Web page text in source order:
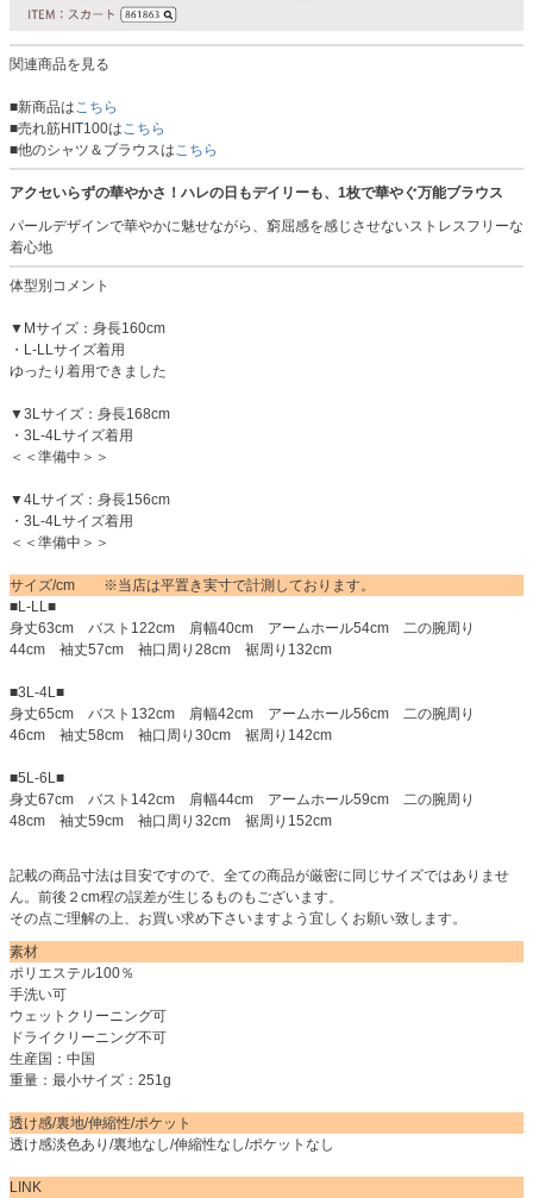
関連商品を見る
■新商品はこちら
■売れ筋HIT100はこちら
■他のシャツ＆ブラウスはこちら
アクセいらずの華やかさ！ハレの日もデイリーも、1枚で華やぐ万能ブラウス
パールデザインで華やかに魅せながら、窮屈感を感じさせないストレスフリーな
着心地
体型別コメント
▼Mサイズ：身長160cm
・L-LLサイズ着用
ゆったり着用できました
▼3Lサイズ：身長168cm
・3L-4Lサイズ着用
＜＜準備中＞＞
▼4Lサイズ：身長156cm
・3L-4Lサイズ着用
＜＜準備中＞＞
サイズ/cm ※当店は平置き実寸で計測しております。
■L-LL■
身丈63cm バスト122cm 肩幅40cm アームホール54cm 二の腕周り
44cm 袖丈57cm 袖口周り28cm 裾周り132cm
■3L-4L■
身丈65cm バスト132cm 肩幅42cm アームホール56cm 二の腕周り
46cm 袖丈58cm 袖口周り30cm 裾周り142cm
■5L-6L■
身丈67cm バスト142cm 肩幅44cm アームホール59cm 二の腕周り
48cm 袖丈59cm 袖口周り32cm 裾周り152cm
記載の商品寸法は目安ですので、全ての商品が厳密に同じサイズではありませ
ん。前後２cm程の誤差が生じるものもございます。
その点ご理解の上、お買い求め下さいますよう宜しくお願い致します。
素材
ポリエステル100％
手洗い可
ウェットクリーニング可
ドライクリーニング不可
生産国：中国
重量：最小サイズ：251g
透け感/裏地/伸縮性/ポケット
透け感淡色あり/裏地なし/伸縮性なし/ポケットなし
LINK